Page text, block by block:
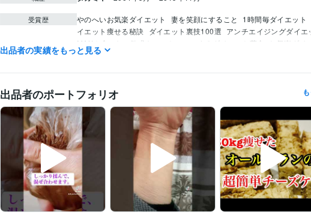
受賞歴 やのへいお気楽ダイエット 妻を笑顔にすること
1時間毎ダイエット
イエット痩せる秘訣 ダイエット裏技100選 アンチエイジングダイエ
MAX！食べたい欲求をコントロールするダイエット革命
お気楽ダイ
ダイエット
意地でも運動しないダイエット
資格・検定 食生活アドバイザー2級 取得年 : 2018年
ビジネス・クリエイ
ティブツール
Excel:25年 Google スプレッドシート:10年 Word:25年
得意分野 ダイエットカウンセリング
学歴 愛媛大学 1992年3月 ~ 1996年2月
出品者の実績をもっと見る
出品者のポートフォリオ